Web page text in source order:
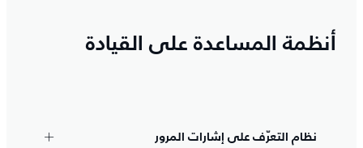
أنظمة المساعدة على القيادة
نظام التعرّف على إشارات المرور